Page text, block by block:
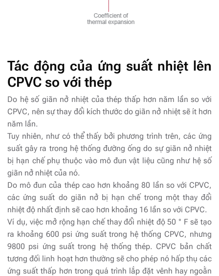
Tác động của ứng suất nhiệt lên
CPVC so với thép
Do hệ số giãn nở nhiệt của thép thấp hơn năm lần so với
CPVC, nên sự thay đổi kích thước do giãn nở nhiệt sẽ ít hơn
năm lần.
Tuy nhiên, như có thể thấy bởi phương trình trên, các ứng
suất gây ra trong hệ thống đường ống do sự giãn nở nhiệt
bị hạn chế phụ thuộc vào mô đun vật liệu cũng như hệ số
giãn nở nhiệt của nó.
Do mô đun của thép cao hơn khoảng 80 lần so với CPVC,
các ứng suất do giãn nở bị hạn chế trong một thay đổi
nhiệt độ nhất định sẽ cao hơn khoảng 16 lần so với CPVC.
Ví dụ, việc mở rộng hạn chế thay đổi nhiệt độ 50 ° F sẽ tạo
ra khoảng 600 psi ứng suất trong hệ thống CPVC, nhưng
9800 psi ứng suất trong hệ thống thép. CPVC bản chất
tương đối linh hoạt hơn thường sẽ cho phép nó hấp thụ các
ứng suất thấp hơn trong quá trình lắp đặt vênh hay ngoằn